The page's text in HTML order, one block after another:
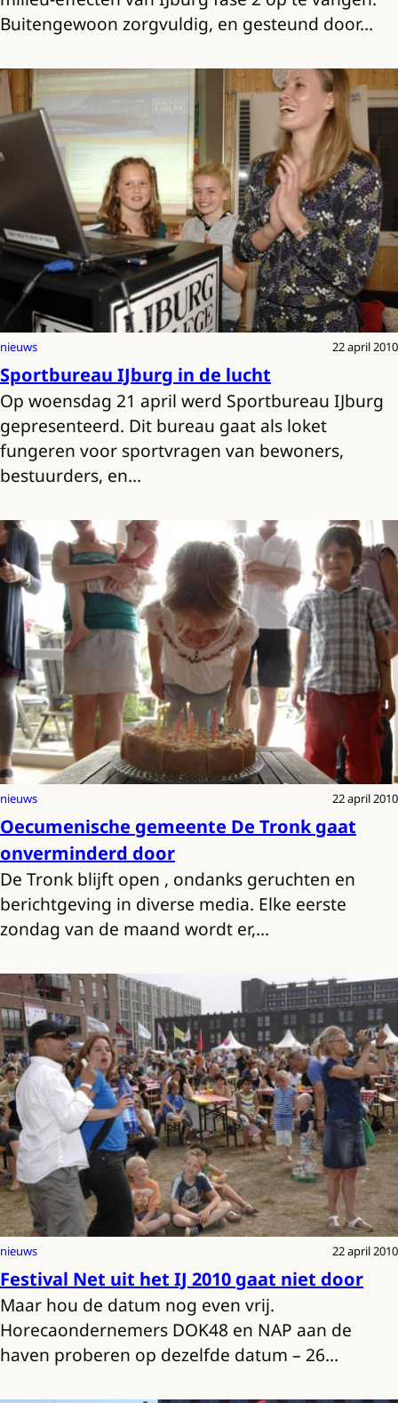
Buitengewoon zorgvuldig, en gesteund door…
nieuws 22 april 2010
Sportbureau IJburg in de lucht
Op woensdag 21 april werd Sportbureau IJburg
gepresenteerd. Dit bureau gaat als loket
fungeren voor sportvragen van bewoners,
bestuurders, en…
nieuws 22 april 2010
Oecumenische gemeente De Tronk gaat
onverminderd door
De Tronk blijft open , ondanks geruchten en
berichtgeving in diverse media. Elke eerste
zondag van de maand wordt er,…
nieuws 22 april 2010
Festival Net uit het IJ 2010 gaat niet door
Maar hou de datum nog even vrij.
Horecaondernemers DOK48 en NAP aan de
haven proberen op dezelfde datum – 26…